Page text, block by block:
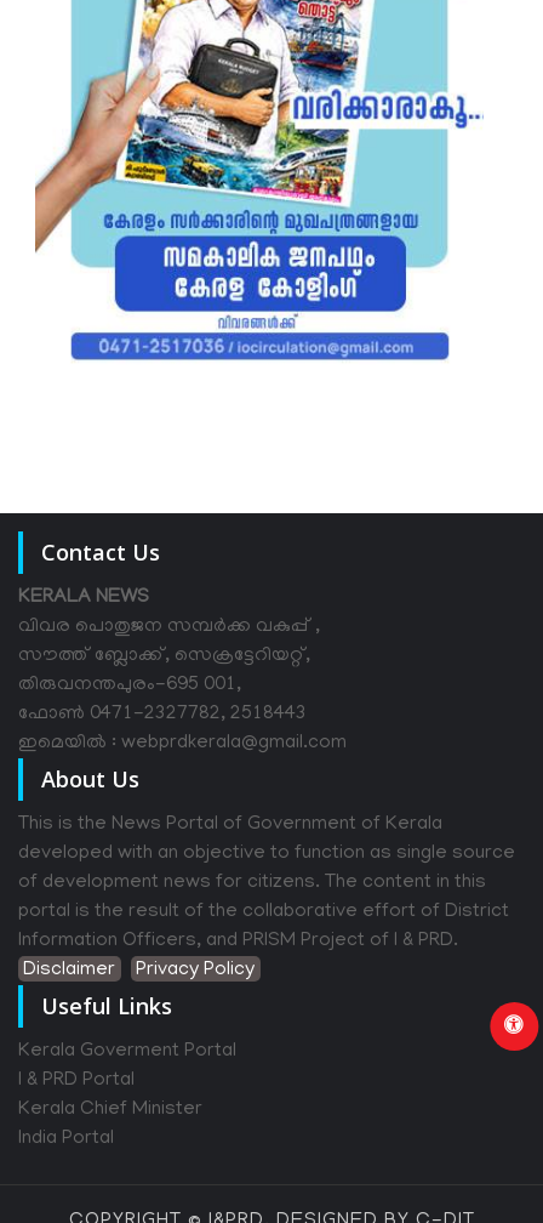
Contact Us
KERALA NEWS
വിവര പൊതുജന സമ്പര്‍ക്ക വകുപ്പ് ,
സൗത്ത് ബ്ലോക്ക്, സെക്രട്ടേറിയറ്റ്,
തിരുവനന്തപുരം-695 001,
ഫോൺ 0471-2327782, 2518443
ഇമെയിൽ : webprdkerala@gmail.com
About Us
This is the News Portal of Government of Kerala
developed with an objective to function as single source
of development news for citizens. The content in this
portal is the result of the collaborative effort of District
Information Officers, and PRISM Project of I & PRD.
Disclaimer
Privacy Policy
Useful Links
Kerala Goverment Portal
I & PRD Portal
Kerala Chief Minister
India Portal